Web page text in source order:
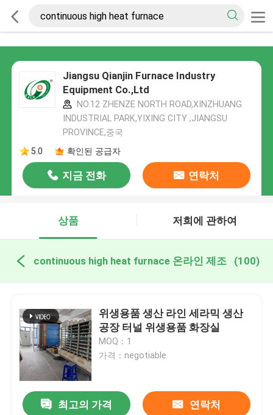
Jiangsu Qianjin Furnace Industry
Equipment Co.,Ltd
NO.12 ZHENZE NORTH ROAD,XINZHUANG
INDUSTRIAL PARK,YIXING CITY ,JIANGSU
PROVINCE,중국
5.0
확인된 공급자
지금 전화 연락처
상품 저희에 관하여
continuous high heat furnace 온라인 제조 (100)
위생용품 생산 라인 세라믹 생산
공장 터널 위생용품 화장실
MOQ：1
가격：negotiable
최고의 가격 연락처